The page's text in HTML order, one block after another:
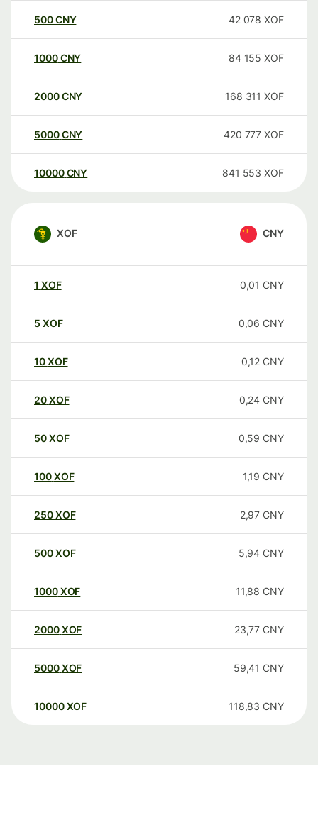
500CNY 42 078 XOF
1000CNY 84 155 XOF
2000CNY 168 311 XOF
5000CNY 420 777 XOF
10000 CNY 841 553 XOF
XOF CNY
1 XOF 0,01 CNY
5 XOF 0,06 CNY
10XOF 0,12 CNY
20XOF 0,24 CNY
50XOF 0,59 CNY
100XOF 1,19 CNY
250XOF 2,97 CNY
500XOF 5,94 CNY
1000XOF 11,88 CNY
2000XOF 23,77 CNY
5000XOF 59,41 CNY
10000 XOF 118,83 CNY